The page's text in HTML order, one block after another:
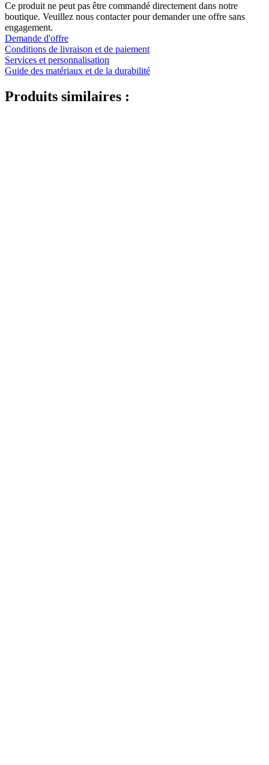
Ce produit ne peut pas être commandé directement dans notre
boutique. Veuillez nous contacter pour demander une offre sans
engagement.
Demande d'offre
Conditions de livraison et de paiement
Services et personnalisation
Guide des matériaux et de la durabilité
Produits similaires :